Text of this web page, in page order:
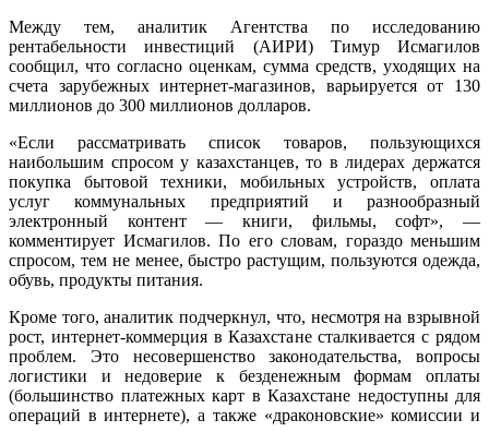
Между тем, аналитик Агентства по исследованию
рентабельности инвестиций (АИРИ) Тимур Исмагилов
сообщил, что согласно оценкам, сумма средств, уходящих на
счета зарубежных интернет-магазинов, варьируется от 130
миллионов до 300 миллионов долларов.
«Если рассматривать список товаров, пользующихся
наибольшим спросом у казахстанцев, то в лидерах держатся
покупка бытовой техники, мобильных устройств, оплата
услуг коммунальных предприятий и разнообразный
электронный контент — книги, фильмы, софт», —
комментирует Исмагилов. По его словам, гораздо меньшим
спросом, тем не менее, быстро растущим, пользуются одежда,
обувь, продукты питания.
Кроме того, аналитик подчеркнул, что, несмотря на взрывной
рост, интернет-коммерция в Казахстане сталкивается с рядом
проблем. Это несовершенство законодательства, вопросы
логистики и недоверие к безденежным формам оплаты
(большинство платежных карт в Казахстане недоступны для
операций в интернете), а также «драконовские» комиссии и